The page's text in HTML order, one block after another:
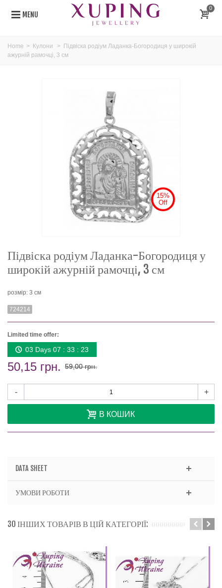
MENU
0
Home > Кулони > Підвіска родіум Ладанка-Богородиця у широкій
ажурній рамочці, 3 см
15%
Off
Підвіска родіум Ладанка-Богородиця у
широкій ажурній рамочці, 3 см
розмір: 3 см
724214
Limited time offer:
03 Days 07 : 33 : 23
50,15 грн. 59,00 грн.
- +
В КОШИК
DATA SHEET
УМОВИ РОБОТИ
30 ІНШИХ ТОВАРІВ В ЦІЙ КАТЕГОРІЇ: